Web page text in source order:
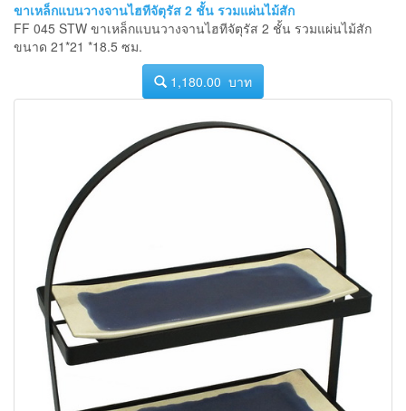
ขาเหล็กแบนวางจานไฮทีจัตุรัส 2 ชั้น รวมแผ่นไม้สัก
FF 045 STW ขาเหล็กแบนวางจานไฮทีจัตุรัส 2 ชั้น รวมแผ่นไม้สัก
ขนาด 21*21 *18.5 ซม.
1,180.00 บาท